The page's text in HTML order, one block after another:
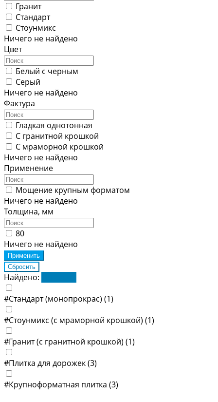
Гранит
Стандарт
Стоунмикс
Ничего не найдено
Цвет
Белый с черным
Серый
Ничего не найдено
Фактура
Гладкая однотонная
С гранитной крошкой
С мраморной крошкой
Ничего не найдено
Применение
Мощение крупным форматом
Ничего не найдено
Толщина, мм
80
Ничего не найдено
Найдено:
#Стандарт (монопрокрас) (1)
#Стоунмикс (с мраморной крошкой) (1)
#Гранит (с гранитной крошкой) (1)
#Плитка для дорожек(3)
#Крупноформатная плитка (3)